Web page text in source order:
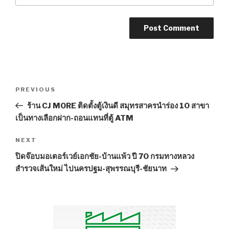
navigation
Previous
Post
PREVIOUS
ร้าน CJ MORE ติดตั้งตู้เงินดี สมุทรสาครนำร่อง 10 สาขา
เป็นทางเลือกฝาก-ถอนแทนที่ตู้ ATM
Next
Post
NEXT
ปิดจ๊อบมอเตอร์เวย์เอกชัย-บ้านแพ้ว ปี 70 กรมทางหลวง
สำรวจเส้นใหม่ ไปนครปฐม-สุพรรณบุรี-ชัยนาท